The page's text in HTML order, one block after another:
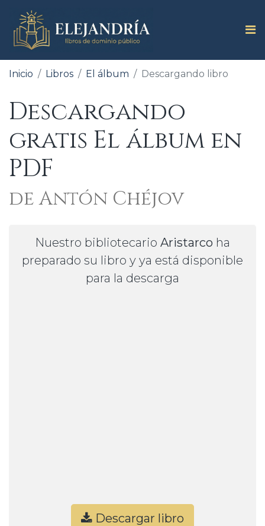
Inicio Libros El álbum Descargando libro
Descargando
gratis El álbum en
PDF
de Antón Chéjov
Nuestro bibliotecario Aristarco ha
preparado su libro y ya está disponible
para la descarga
Descargar libro